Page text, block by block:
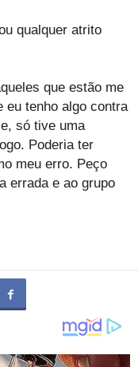
qualquer atrito
que estão me
eu tenho algo contra
só tive uma
Poderia ter
meu erro. Peço
errada e ao grupo